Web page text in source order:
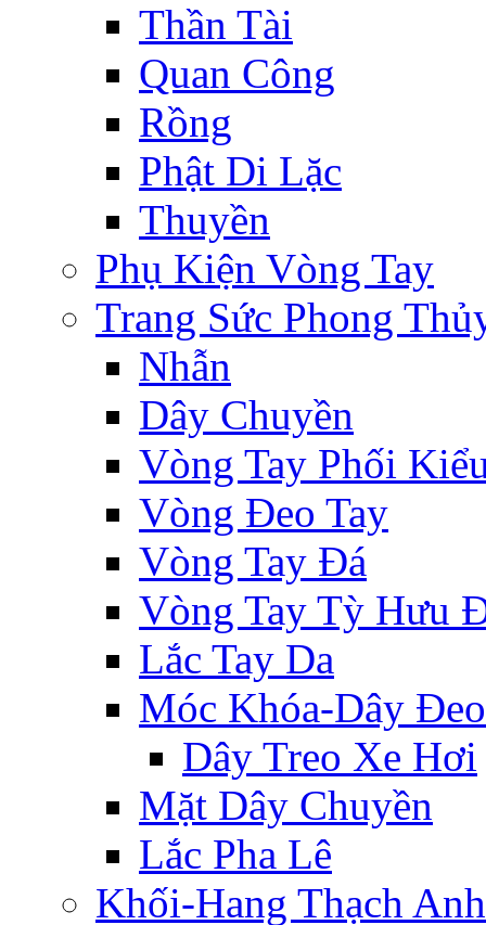
Thần Tài
Quan Công
Rồng
Phật Di Lặc
Thuyền
Phụ Kiện Vòng Tay
Trang Sức Phong
Nhẫn
Dây Chuyền
Vòng Tay Phối
Vòng Đeo Tay
Vòng Tay Đá
Vòng Tay Tỳ Hưu
Lắc Tay Da
Móc Khóa-Dây Đeo
Dây Treo Xe Hơi
Mặt Dây Chuyền
Lắc Pha Lê
Khối-Hang Thạch Anh